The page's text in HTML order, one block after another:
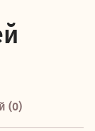
(0)